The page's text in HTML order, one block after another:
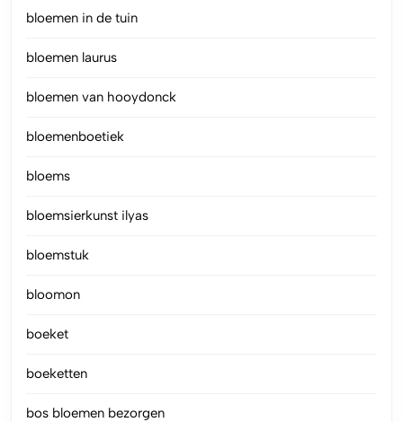
bloemen in de tuin
bloemen laurus
bloemen van hooydonck
bloemenboetiek
bloems
bloemsierkunst ilyas
bloemstuk
bloomon
boeket
boeketten
bos bloemen bezorgen